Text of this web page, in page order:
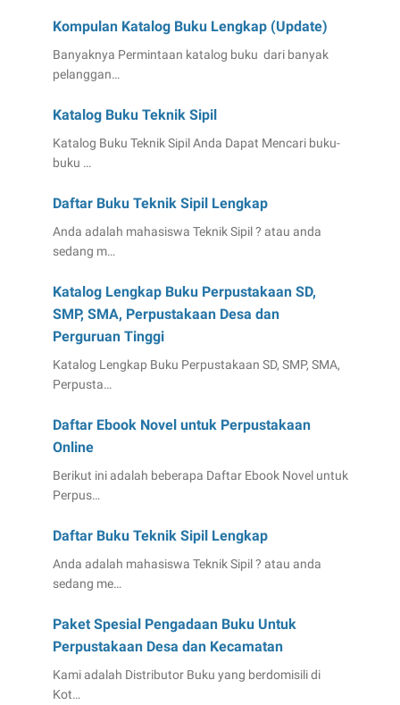
Kompulan Katalog Buku Lengkap (Update)
Banyaknya Permintaan katalog buku dari banyak
pelanggan…
Katalog Buku Teknik Sipil
Katalog Buku Teknik Sipil Anda Dapat Mencari buku-
buku …
Daftar Buku Teknik Sipil Lengkap
Anda adalah mahasiswa Teknik Sipil ? atau anda
sedang m…
Katalog Lengkap Buku Perpustakaan SD,
SMP, SMA, Perpustakaan Desa dan
Perguruan Tinggi
Katalog Lengkap Buku Perpustakaan SD, SMP, SMA,
Perpusta…
Daftar Ebook Novel untuk Perpustakaan
Online
Berikut ini adalah beberapa Daftar Ebook Novel untuk
Perpus…
Daftar Buku Teknik Sipil Lengkap
Anda adalah mahasiswa Teknik Sipil ? atau anda
sedang me…
Paket Spesial Pengadaan Buku Untuk
Perpustakaan Desa dan Kecamatan
Kami adalah Distributor Buku yang berdomisili di
Kot…